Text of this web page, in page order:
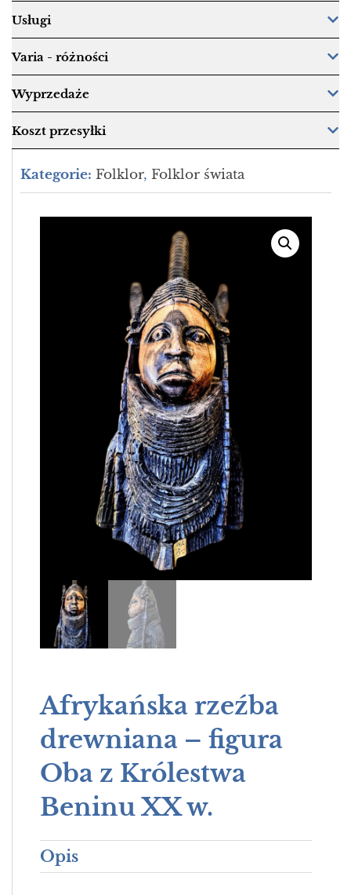
Usługi
Varia - różności
Wyprzedaże
Koszt przesyłki
Kategorie: Folklor, Folklor świata
Afrykańska rzeźba
drewniana – figura
Oba z Królestwa
Beninu XX w.
Opis